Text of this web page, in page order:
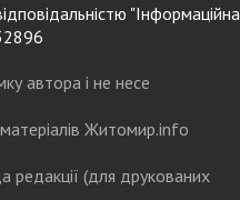
"Інформаційна
автора і не несе
Житомир.info
редакції (для друкованих